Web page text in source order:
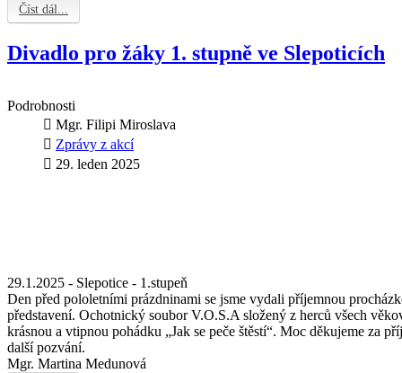
Číst dál...
Divadlo pro žáky 1. stupně ve Slepoticích
Podrobnosti
Mgr. Filipi Miroslava
Zprávy z akcí
29. leden 2025
29.1.2025 - Slepotice - 1.stupeň
Den před pololetními prázdninami se jsme vydali příjemnou
představení. Ochotnický soubor V.O.S.A složený z herců všech
krásnou a vtipnou pohádku „Jak se peče štěstí“. Moc děkujeme za
další pozvání.
Mgr. Martina Medunová